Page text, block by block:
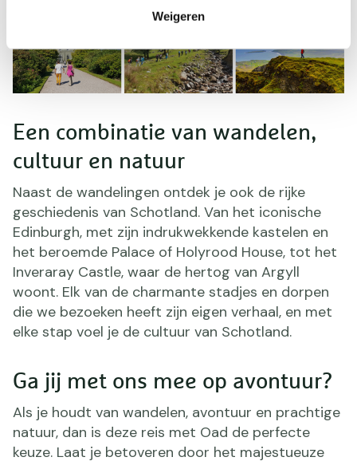
Weigeren
Een combinatie van wandelen,
cultuur en natuur
Naast de wandelingen ontdek je ook de rijke
geschiedenis van Schotland. Van het iconische
Edinburgh, met zijn indrukwekkende kastelen en
het beroemde Palace of Holyrood House, tot het
Inveraray Castle, waar de hertog van Argyll
woont. Elk van de charmante stadjes en dorpen
die we bezoeken heeft zijn eigen verhaal, en met
elke stap voel je de cultuur van Schotland.
Ga jij met ons mee op avontuur?
Als je houdt van wandelen, avontuur en prachtige
natuur, dan is deze reis met Oad de perfecte
keuze. Laat je betoveren door het majestueuze